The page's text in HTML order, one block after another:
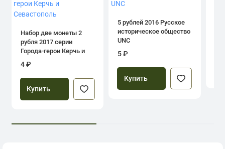
Набор две монеты 2
рубля 2017 серии
Города-герои Керчь и
4 ₽
Купить
5 рублей 2016 Русское
историческое общество
UNC
5 ₽
Купить